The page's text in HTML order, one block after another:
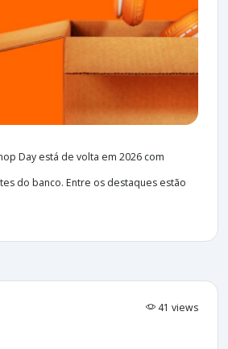
Day está de volta em 2026 com
do banco. Entre os destaques estão
41 views